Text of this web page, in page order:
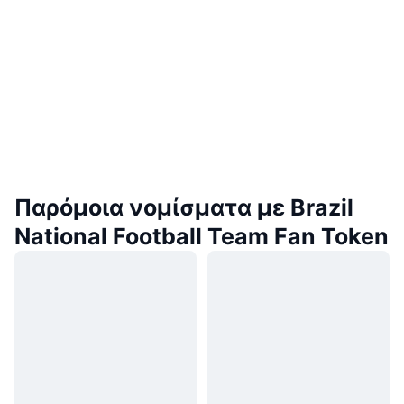
Παρόμοια νομίσματα με Brazil
National Football Team Fan Token